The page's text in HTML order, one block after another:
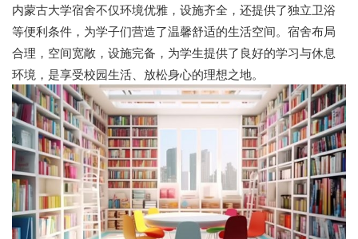
内蒙古大学宿舍不仅环境优雅，设施齐全，还提供了独立卫浴
等便利条件，为学子们营造了温馨舒适的生活空间。宿舍布局
合理，空间宽敞，设施完备，为学生提供了良好的学习与休息
环境，是享受校园生活、放松身心的理想之地。